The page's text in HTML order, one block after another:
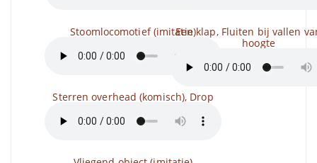
Stoomlocomotief (imitatie)
Sterren overhead (komisch), Drop
Een klap, Fluiten bij vallen
hoogte